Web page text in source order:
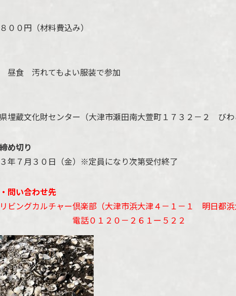
０円（材料費込み）
食 汚れてもよい服装で参加
蔵文化財センター（大津市瀬田南大萱町１７３２－２ びわ
め切り
７月３０日（金）※定員になり次第受付終了
問い合わせ先
ングカルチャー倶楽部（大津市浜大津４－１－１ 明日都浜
０１２０－２６１ー５２２